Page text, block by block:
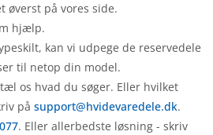
øverst på vores side.
hjælp.
kan vi udpege de reservedele
til netop din model.
os hvad du søger. Eller hvilket
på support@hvidevaredele.dk.
. Eller allerbedste løsning - skriv